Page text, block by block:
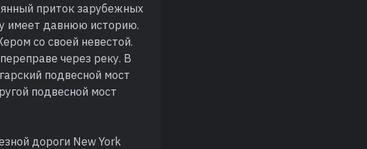
приток зарубежных
имеет давнюю историю.
со своей невестой.
через реку. В
подвесной мост
подвесной мост
дороги New York